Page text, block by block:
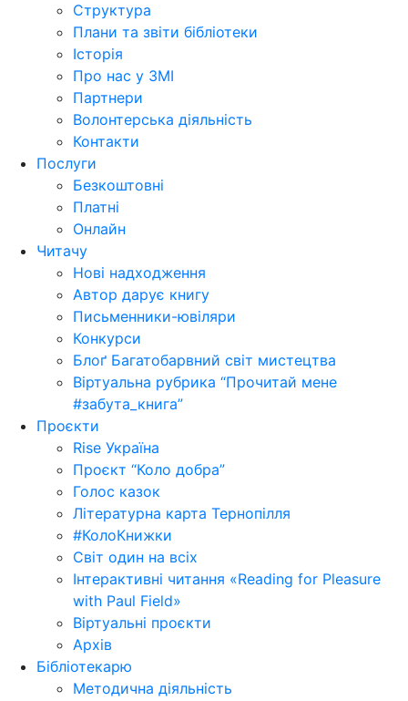
Структура
Плани та звіти бібліотеки
Історія
Про нас у ЗМІ
Партнери
Волонтерська діяльність
Контакти
Послуги
Безкоштовні
Платні
Онлайн
Читачу
Нові надходження
Автор дарує книгу
Письменники-ювіляри
Конкурси
Блоґ Багатобарвний світ мистецтва
Віртуальна рубрика “Прочитай мене
#забута_книга”
Проєкти
Rise Україна
Проєкт “Коло добра”
Голос казок
Літературна карта Тернопілля
#КолоКнижки
Світ один на всіх
Інтерактивні читання «Reading for Pleasure
with Paul Field»
Віртуальні проєкти
Архів
Бібліотекарю
Методична діяльність